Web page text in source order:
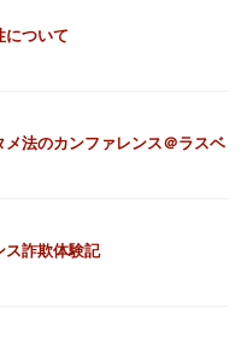
について
メ法のカンファレンス＠ラスベ
ス詐欺体験記